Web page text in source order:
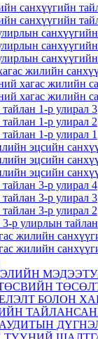
санхүүгийн
санхүүгийн
санхүүгийн
жилийн
хагас жилийн
хагас жилийн
1-р улирал 3
1-р улирал 2
1-р улирал 1
эцсийн
эцсийн
эцсийн
3-р улирал 4
3-р улирал 3
3-р улирал 2
р улирлын тайлан
жилийн
жилийн
МЭДЭЭ
ТӨСӨЛ
БОЛОН
ТАЙЛАН